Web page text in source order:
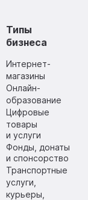
Типы
бизнеса
Интернет-
магазины
Онлайн-
образование
Цифровые
товары
и услуги
Фонды, донаты
и спонсорство
Транспортные
услуги,
курьеры,